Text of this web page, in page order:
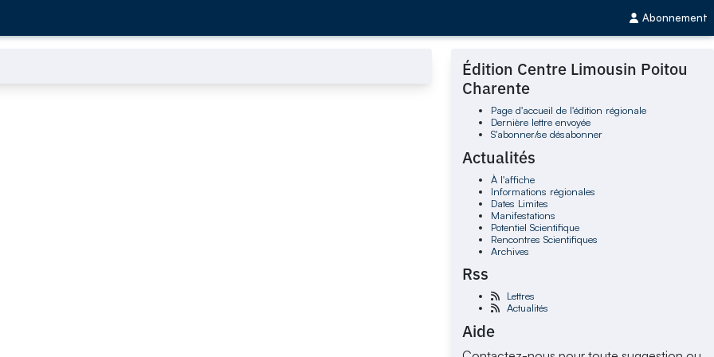
Abonnement
Édition Centre Limousin Poitou
Charente
Page d'accueil de l'édition régionale
Dernière lettre envoyée
S'abonner/se désabonner
Actualités
À l'affiche
Informations régionales
Dates Limites
Manifestations
Potentiel Scientifique
Rencontres Scientifiques
Archives
Rss
Lettres
Actualités
Aide